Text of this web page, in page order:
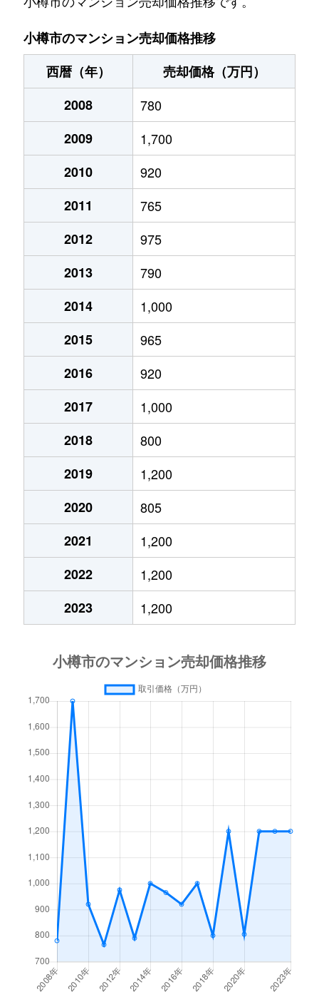
銭函
1,100万円 銭函
銭函
380万円 銭函 徒歩3分
280万円 銭函
1,100万円 銭函
2,900万円 小樽築港
2,400万円 小樽築港
3,500万円 小樽築港
2,700万円 小樽築港
2,500万円 小樽
2,400万円 小樽
780万円 小樽
2,100万円 小樽
1,200万円 小樽
1,100万円 南小樽
2,400万円 小樽
1,200万円 南小樽
小樽市のマンション売却価格推移
西暦（年）
売却価格（万円）
2008
780
2009
1,700
2010
920
2011
765
2012
975
2013
790
2014
1,000
2015
965
2016
920
2017
1,000
2018
800
2019
1,200
2020
805
2021
1,200
2022
1,200
2023
1,200